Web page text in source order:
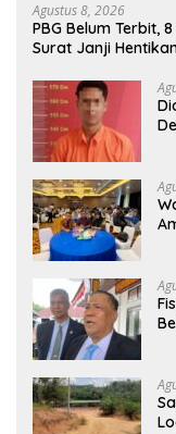
Agustus 8, 2026
PBG Belum Terbit,
Surat Janji